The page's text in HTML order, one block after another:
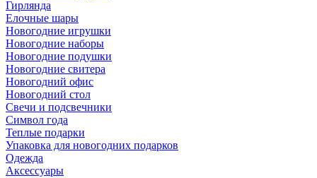
Гирлянда
Елочные шары
Новогодние игрушки
Новогодние наборы
Новогодние подушки
Новогодние свитера
Новогодний офис
Новогодний стол
Свечи и подсвечники
Символ года
Теплые подарки
Упаковка для новогодних подарков
Одежда
Аксессуары